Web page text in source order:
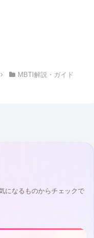
MBTI解説・ガイド
になるものからチェックで